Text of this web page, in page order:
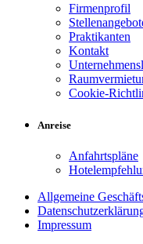
Firmenprofil
Praktikanten
Kontakt
Cookie-
Anreise
Anfahrtspläne
Allgemeine
Impressum